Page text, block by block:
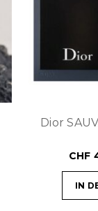
Dior
CHF
IN